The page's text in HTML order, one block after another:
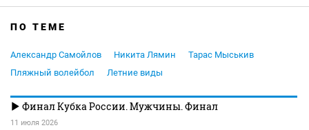
ПО ТЕМЕ
Александр Самойлов Никита Лямин
Тарас Мыськив
Пляжный волейбол
Летние виды
Финал Кубка России. Мужчины. Финал
11 июля 2026